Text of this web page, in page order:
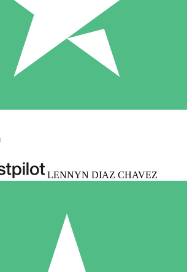
LENNYN DIAZ CHAVEZ